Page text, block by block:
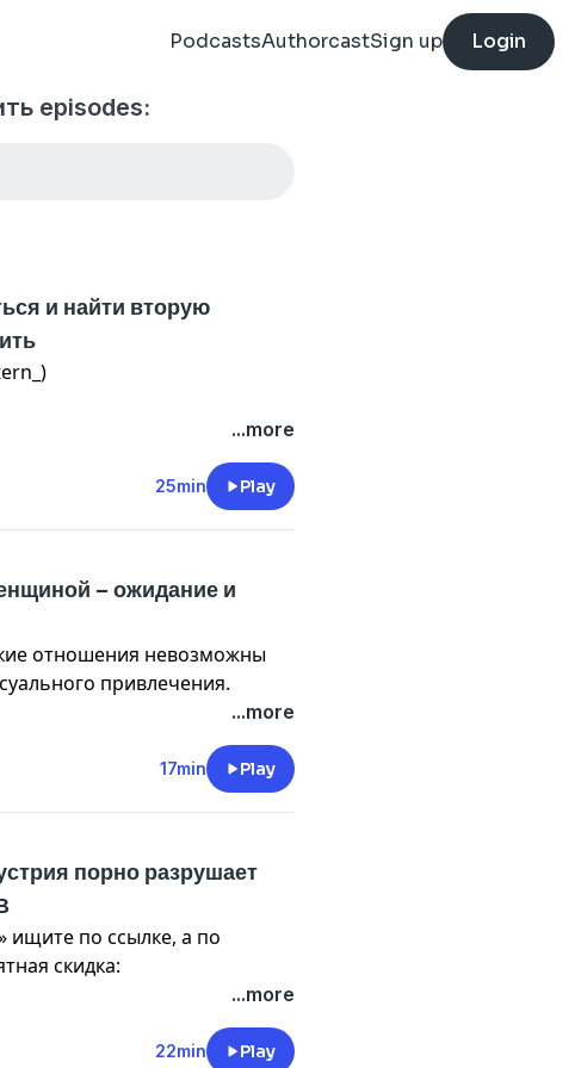
PodcastsAuthorcastSign up Login
episodes:
и найти вторую
IarBulat
...more
25min Play
– ожидание и
отношения невозможны
привлечения.
...more
17min Play
порно разрушает
по ссылке, а по
скидка:
ИНН 7743299665 erid:
...more
22min Play